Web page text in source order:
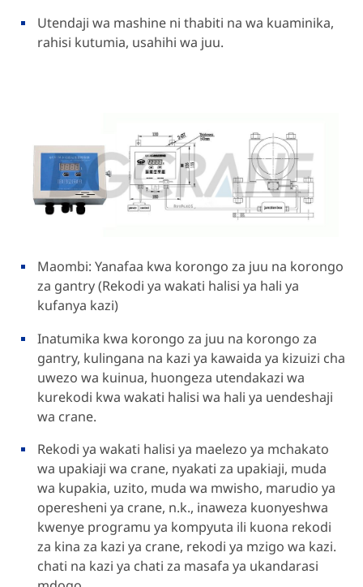
Utendaji wa mashine ni thabiti na wa kuaminika,
rahisi kutumia, usahihi wa juu.
Maombi: Yanafaa kwa korongo za juu na korongo
za gantry (Rekodi ya wakati halisi ya hali ya
kufanya kazi)
Inatumika kwa korongo za juu na korongo za
gantry, kulingana na kazi ya kawaida ya kizuizi cha
uwezo wa kuinua, huongeza utendakazi wa
kurekodi kwa wakati halisi wa hali ya uendeshaji
wa crane.
Rekodi ya wakati halisi ya maelezo ya mchakato
wa upakiaji wa crane, nyakati za upakiaji, muda
wa kupakia, uzito, muda wa mwisho, marudio ya
operesheni ya crane, n.k., inaweza kuonyeshwa
kwenye programu ya kompyuta ili kuona rekodi
za kina za kazi ya crane, rekodi ya mzigo wa kazi.
chati na kazi ya chati za masafa ya ukandarasi